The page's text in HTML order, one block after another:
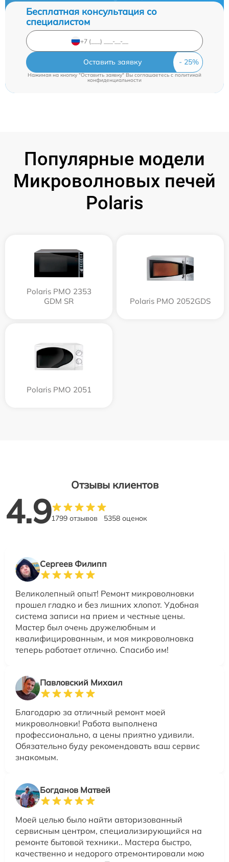
Бесплатная консультация со
специалистом
Оставить заявку
Нажимая на кнопку "Оставить заявку" Вы соглашаетесь c политикой
конфиденциальности
Популярные модели
Микроволновых печей
Polaris
Polaris PMO 2353
GDM SR
Polaris PMO 2052GDS
Polaris PMO 2051
Отзывы клиентов
4.91799 отзывов 5358 оценок
Сергеев Филипп
Великолепный опыт! Ремонт микроволновки
прошел гладко и без лишних хлопот. Удобная
система записи на прием и честные цены.
Мастер был очень дружелюбным и
квалифицированным, и моя микроволновка
теперь работает отлично. Спасибо им!
Павловский Михаил
Благодарю за отличный ремонт моей
микроволновки! Работа выполнена
профессионально, а цены приятно удивили.
Обязательно буду рекомендовать ваш сервис
знакомым.
Богданов Матвей
Моей целью было найти авторизованный
сервисным центром, специализирующийся на
ремонте бытовой техники.. Мастера быстро,
качественно и недорого отремонтировали мою